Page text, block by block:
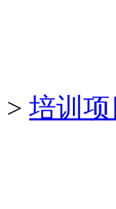
> 培训